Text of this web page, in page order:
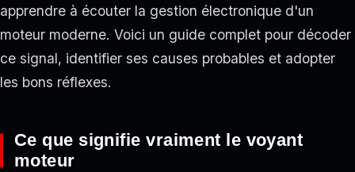
apprendre à écouter la gestion électronique d'un
moteur moderne. Voici un guide complet pour décoder
ce signal, identifier ses causes probables et adopter
les bons réflexes.
Ce que signifie vraiment le voyant
moteur